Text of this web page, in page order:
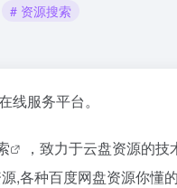
# 资源搜索
线服务平台。
，致力于云盘资源的
,各种百度网盘资源你懂